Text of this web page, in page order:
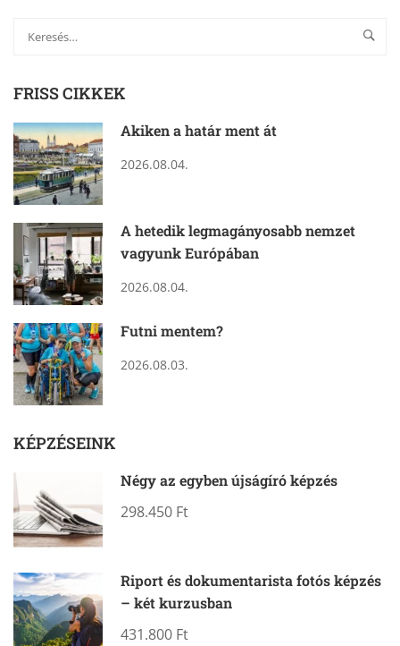
FRISS CIKKEK
Akiken a határ ment át
2026.08.04.
A hetedik legmagányosabb nemzet
vagyunk Európában
2026.08.04.
Futni mentem?
2026.08.03.
KÉPZÉSEINK
Négy az egyben újságíró képzés
298.450 Ft
Riport és dokumentarista fotós képzés
– két kurzusban
431.800 Ft